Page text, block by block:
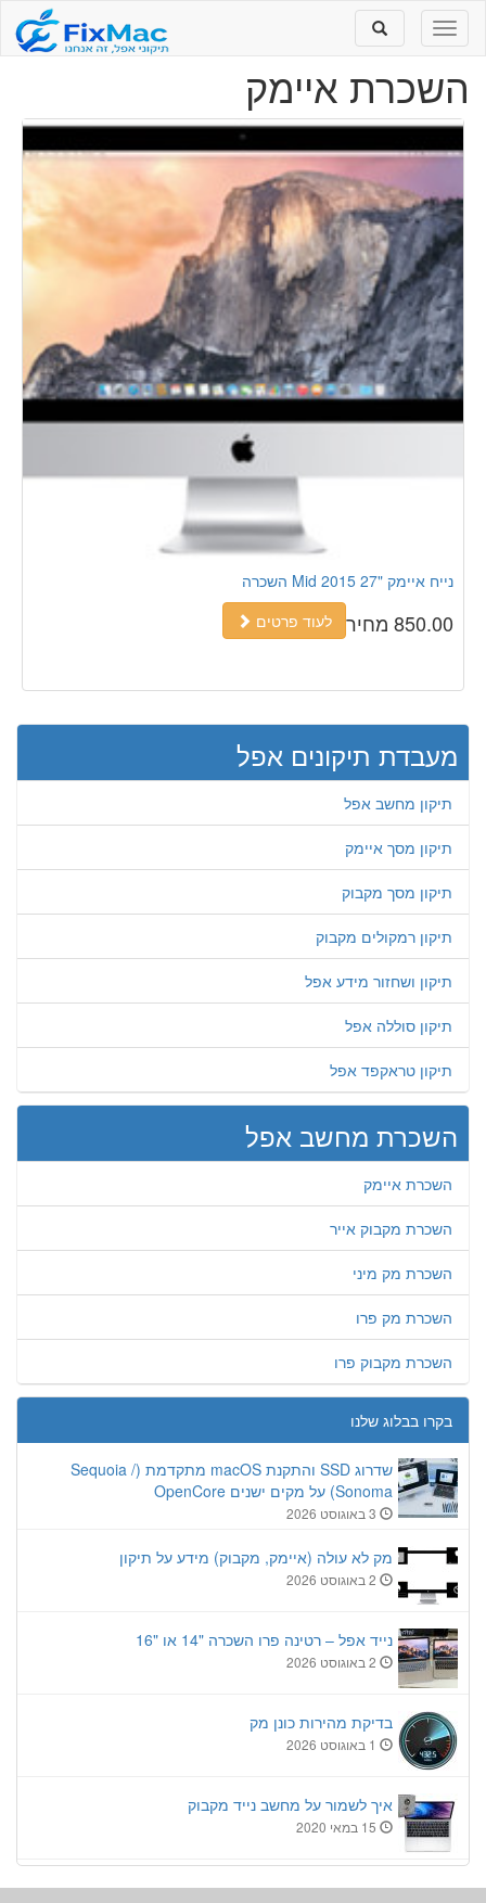
Toggle
navigation
Toggle
search
השכרת איימק
נייח איימק "27 Mid 2015 השכרה
לעוד פרטים
850.00 מחיר
מעבדת תיקונים אפל
תיקון מחשב אפל
תיקון מסך איימק
תיקון מסך מקבוק
תיקון רמקולים מקבוק
תיקון ושחזור מידע אפל
תיקון סוללה אפל
תיקון טראקפד אפל
השכרת מחשב אפל
השכרת איימק
השכרת מקבוק אייר
השכרת מק מיני
השכרת מק פרו
השכרת מקבוק פרו
בקרו בבלוג שלנו
שדרוג SSD והתקנת macOS מתקדמת (Sequoia /
Sonoma) על מקים ישנים OpenCore
מק לא עולה (איימק, מקבוק) מידע על תיקון
נייד אפל – רטינה פרו השכרה "14 או "16
בדיקת מהירות כונן מק
איך לשמור על מחשב נייד מקבוק